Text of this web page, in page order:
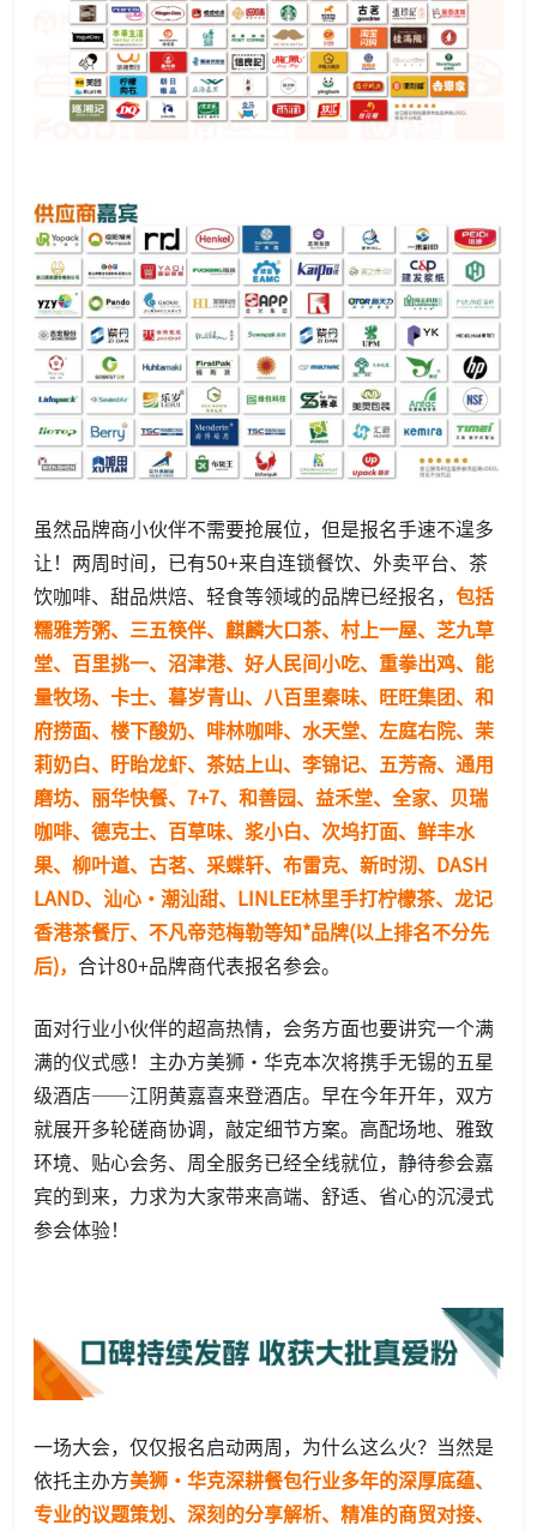
虽然品牌商小伙伴不需要抢展位，但是报名手速不遑多
让！两周时间，已有50+来自连锁餐饮、外卖平台、茶
饮咖啡、甜品烘焙、轻食等领域的品牌已经报名， 包括
糯雅芳粥、三五筷伴、麒麟大口茶、村上一屋、芝九草
堂、百里挑一、沼津港、好人民间小吃、重拳出鸡、能
量牧场、卡士、暮岁青山、八百里秦味、旺旺集团、和
府捞面、楼下酸奶、啡林咖啡、水天堂、左庭右院、茉
莉奶白、盱眙龙虾、茶姑上山、李锦记、五芳斋、通用
磨坊、丽华快餐、7+7、和善园、益禾堂、全家、贝瑞
咖啡、德克士、百草味、浆小白、次坞打面、鲜丰水
果、柳叶道、古茗、采蝶轩、布雷克、新时沏、DASH
LAND、汕心·潮汕甜、LINLEE林里手打柠檬茶、龙记
香港茶餐厅、不凡帝范梅勒等知*品牌(以上排名不分先
后)， 合计80+品牌商代表报名参会。
面对行业小伙伴的超高热情，会务方面也要讲究一个满
满的仪式感！主办方美狮・华克本次将携手无锡的五星
级酒店——江阴黄嘉喜来登酒店。早在今年开年，双方
就展开多轮磋商协调，敲定细节方案。高配场地、雅致
环境、贴心会务、周全服务已经全线就位，静待参会嘉
宾的到来，力求为大家带来高端、舒适、省心的沉浸式
参会体验！
一场大会，仅仅报名启动两周，为什么这么火？当然是
依托主办方美狮·华克深耕餐包行业多年的深厚底蕴、
专业的议题策划、深刻的分享解析、精准的商贸对接、